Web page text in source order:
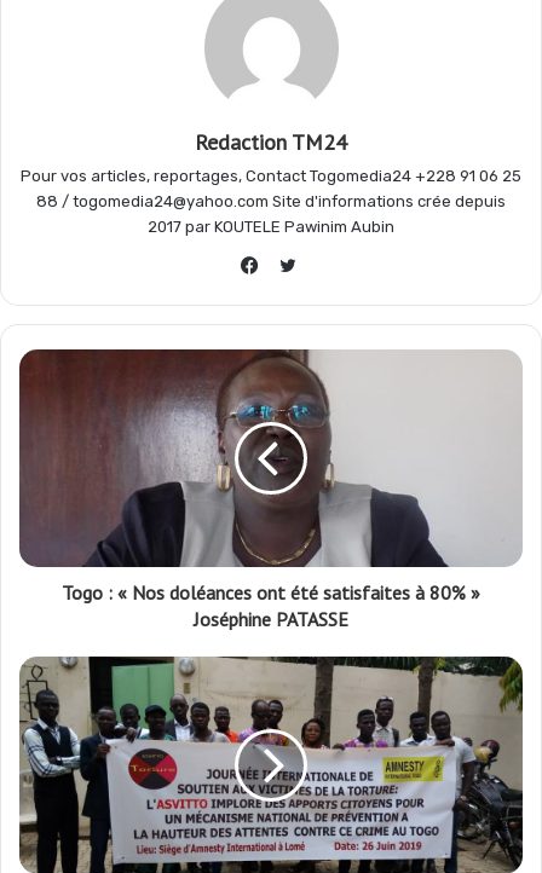
k p m r
Redaction TM24
Pour vos articles, reportages, Contact Togomedia24 +228 91 06 25
88 / togomedia24@yahoo.com Site d'informations crée depuis
2017 par KOUTELE Pawinim Aubin
Twitter
Togo : « Nos doléances ont été satisfaites à 80% »
Joséphine PATASSE